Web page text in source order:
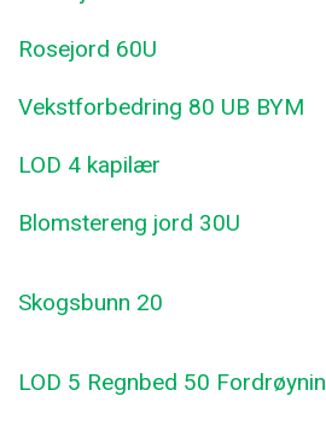
Rosejord 60U
Vekstforbedring 80 UB BYM
LOD 4 kapilær
Blomstereng jord 30U
Skogsbunn 20
LOD 5 Regnbed 50